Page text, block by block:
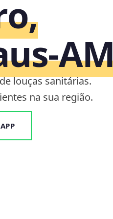
louças sanitárias.
na sua região.